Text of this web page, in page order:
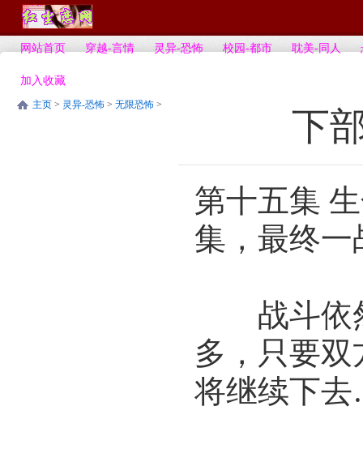
网站首页 穿越-言情 灵异-恐怖 校园-都市 耽美-同人
加入收藏
主页 > 灵异-恐怖 > 无限恐怖 >
下
第十五集
集，最终一
战斗依然
多，只要
将继续下